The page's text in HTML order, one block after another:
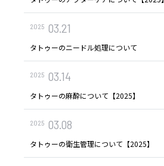
2025 03.21
タトゥーのニードル処理について
2025 03.14
タトゥーの麻酔について【2025】
2025 03.08
タトゥーの衛生管理について【2025】